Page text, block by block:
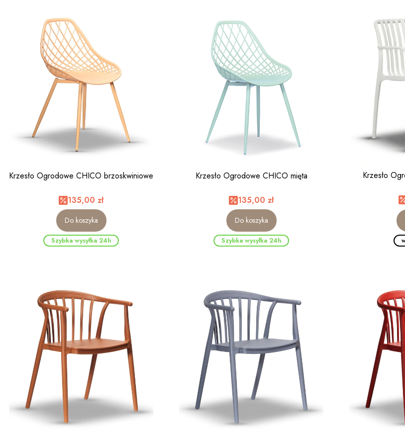
Krzesło Ogrodowe CHICO brzoskwiniowe
135,00 zł
Do koszyka
Szybka wysyłka 24h
Krzesło Ogrodowe CHICO mięta
135,00 zł
Do koszyka
Szybka wysyłka 24h
Krzesło